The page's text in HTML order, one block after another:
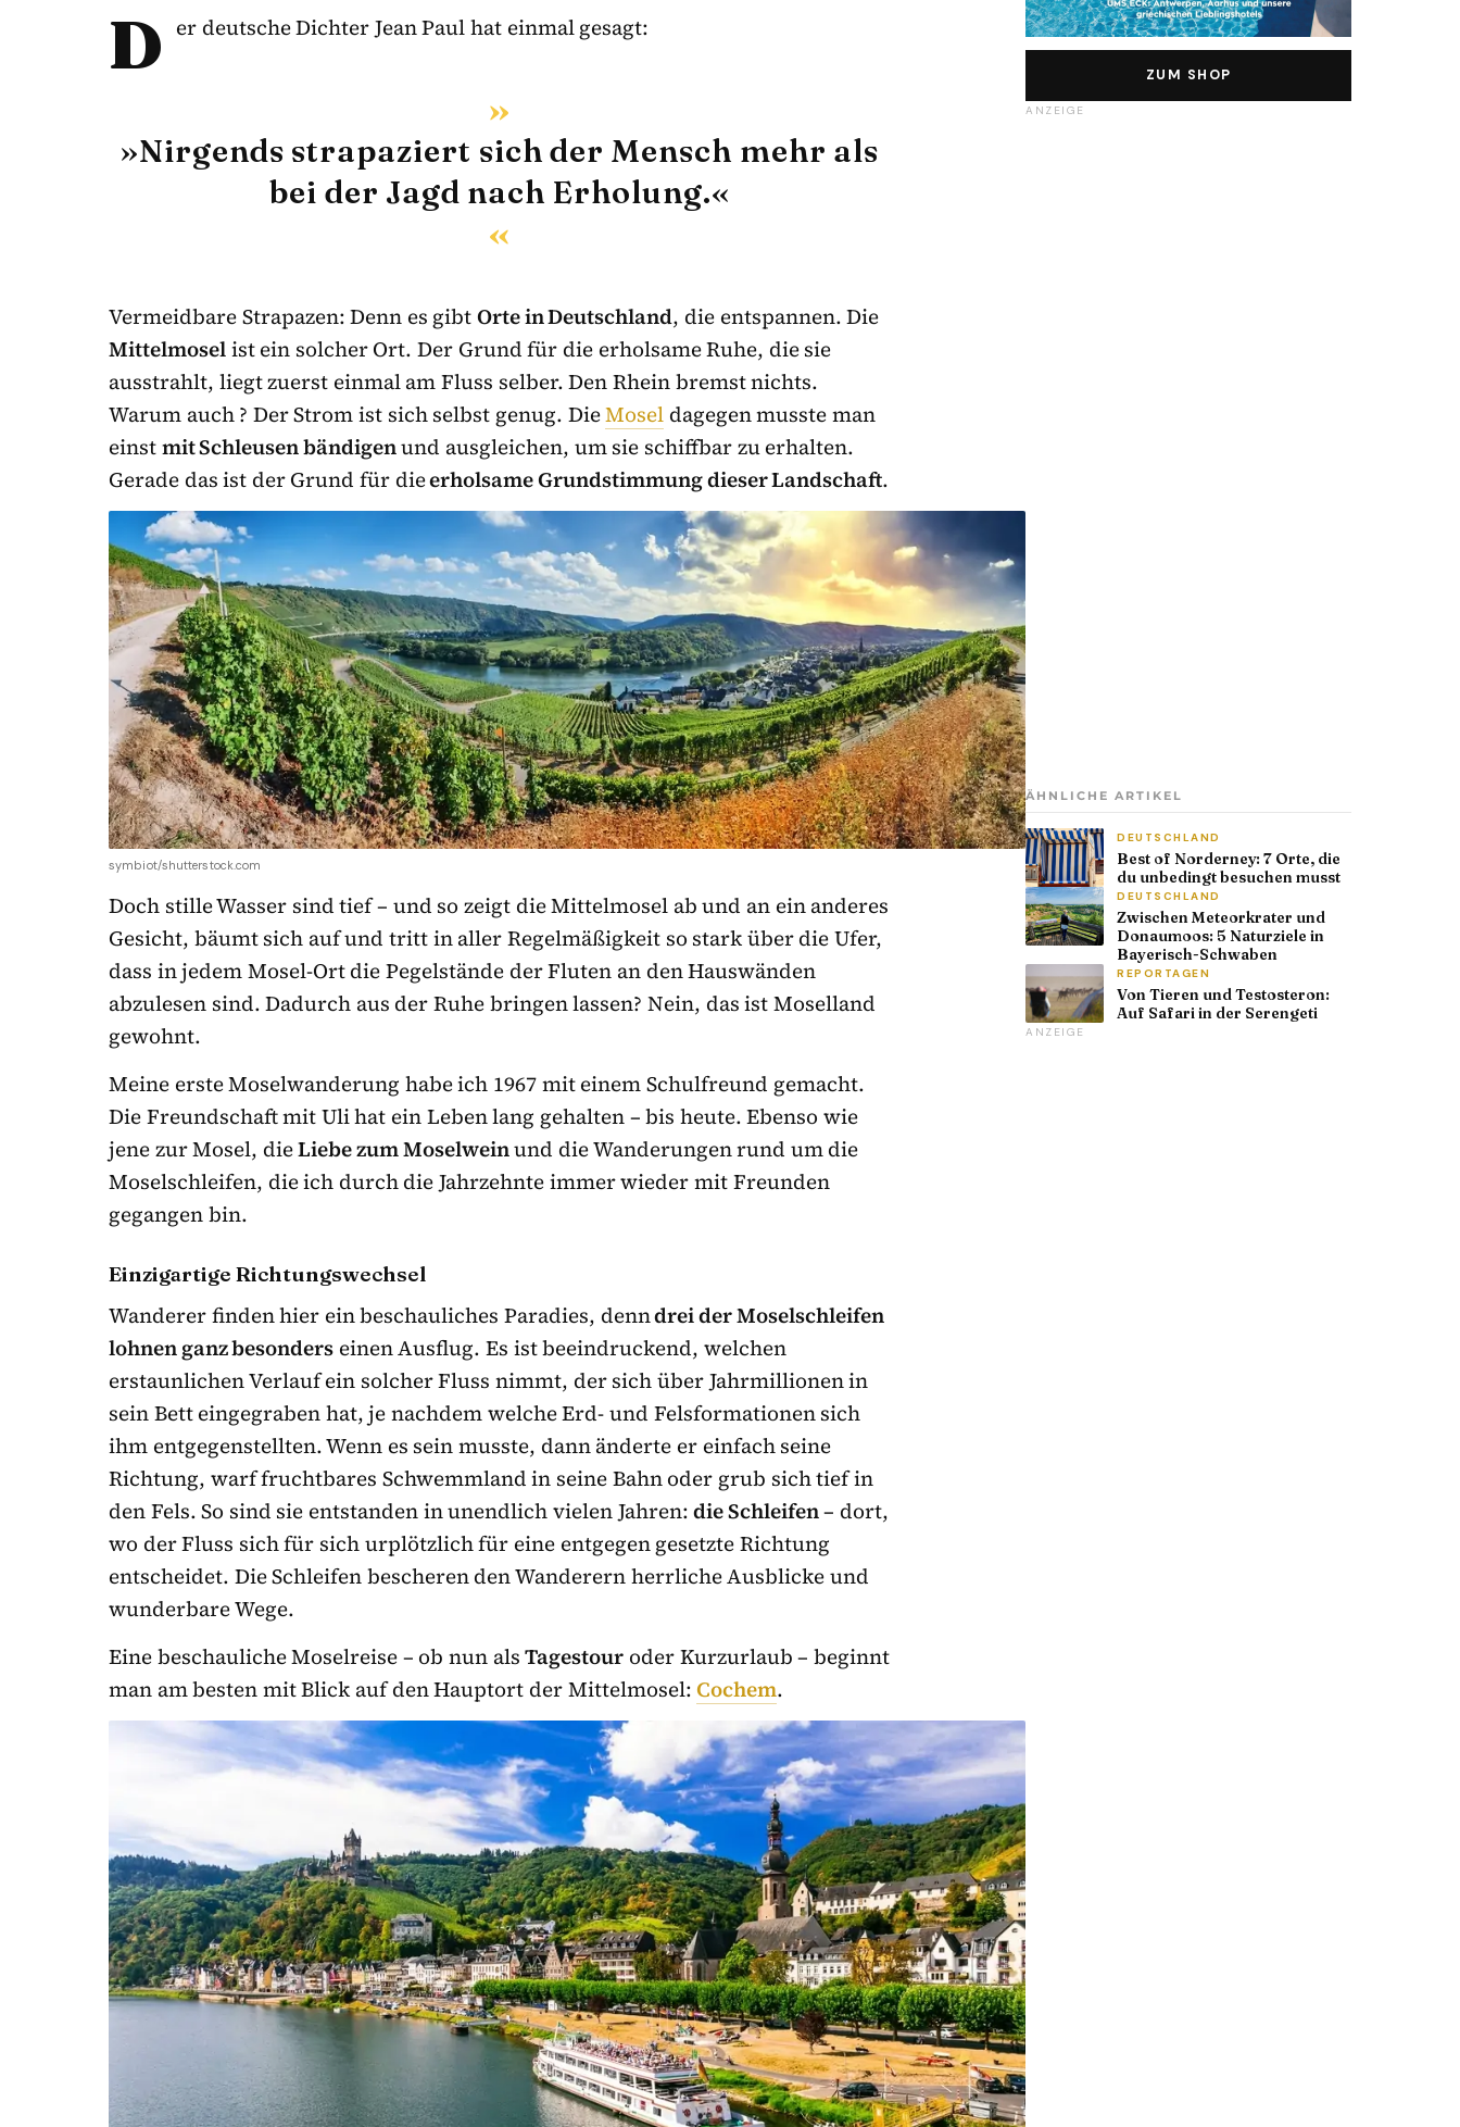
D er deutsche Dichter Jean Paul hat einmal gesagt:
»Nirgends strapaziert sich der Mensch mehr als
bei der Jagd nach Erholung.«
Vermeidbare Strapazen: Denn es gibtOrte in Deutschland, die entspannen. Die
Mittelmoselist ein solcher Ort. Der Grund für die erholsame Ruhe, die sie
ausstrahlt, liegt zuerst einmal am Fluss selber. Den Rhein bremst nichts.
Warum auch ? Der Strom ist sich selbst genug. DieMosel dagegen musste man
einstmit Schleusen bändigenund ausgleichen, um sie schiffbar zu erhalten.
Gerade das ist der Grund für dieerholsame Grundstimmung dieser Landschaft.
symbiot/shutterstock.com
Doch stille Wasser sind tief – und so zeigt die Mittelmosel ab und an ein anderes
Gesicht, bäumt sich auf und tritt in aller Regelmäßigkeit so stark über die Ufer,
dass in jedem Mosel-Ort die Pegelstände der Fluten an den Hauswänden
abzulesen sind. Dadurch aus der Ruhe bringen lassen? Nein, das ist Moselland
gewohnt.
Meine erste Moselwanderung habe ich 1967 mit einem Schulfreund gemacht.
Die Freundschaft mit Uli hat ein Leben lang gehalten – bis heute. Ebenso wie
jene zur Mosel, dieLiebe zum Moselweinund die Wanderungen rund um die
Moselschleifen, die ich durch die Jahrzehnte immer wieder mit Freunden
gegangen bin.
Einzigartige Richtungswechsel
Wanderer finden hier ein beschauliches Paradies, denndrei der Moselschleifen
lohnen ganz besonders einen Ausflug. Es ist beeindruckend, welchen
erstaunlichen Verlauf ein solcher Fluss nimmt, der sich über Jahrmillionen in
sein Bett eingegraben hat, je nachdem welche Erd- und Felsformationen sich
ihm entgegenstellten. Wenn es sein musste, dann änderte er einfach seine
Richtung, warf fruchtbares Schwemmland in seine Bahn oder grub sich tief in
den Fels. So sind sie entstanden in unendlich vielen Jahren:die Schleifen– dort,
wo der Fluss sich für sich urplötzlich für eine entgegen gesetzte Richtung
entscheidet. Die Schleifen bescheren den Wanderern herrliche Ausblicke und
wunderbare Wege.
Eine beschauliche Moselreise – ob nun alsTagestour oder Kurzurlaub – beginnt
man am besten mit Blick auf den Hauptort der Mittelmosel:Cochem.
ZUM SHOP
ANZEIGE
ÄHNLICHE ARTIKEL
DEUTSCHLAND
Best of Norderney: 7 Orte, die
du unbedingt besuchen musst
DEUTSCHLAND
Zwischen Meteorkrater und
Donaumoos: 5 Naturziele in
Bayerisch-Schwaben
REPORTAGEN
Von Tieren und Testosteron:
Auf Safari in der Serengeti
ANZEIGE